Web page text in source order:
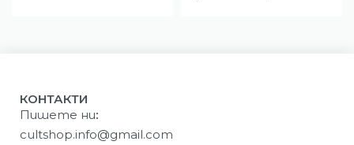
КОНТАКТИ
Пишете ни:
cultshop.info@gmail.com